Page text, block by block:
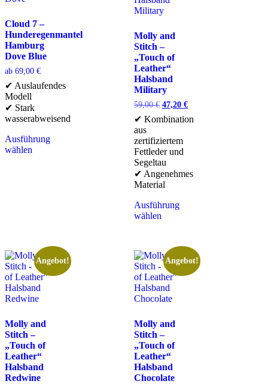
Cloud 7 –
Hunderegenmantel
Hamburg
Dove Blue
ab 69,00 €
✔ Auslaufendes
Modell
✔ Stark
wasserabweisend
Ausführung
wählen
Molly and
Stitch –
„Touch of
Leather“
Halsband
Military
59,00€ 47,20 €
✔ Kombination
aus
zertifiziertem
Fettleder und
Segeltau
✔ Angenehmes
Material
Ausführung
wählen
Angebot!
Molly and
Stitch –
„Touch of
Leather“
Halsband
Redwine
Angebot!
Molly and
Stitch –
„Touch of
Leather“
Halsband
Chocolate